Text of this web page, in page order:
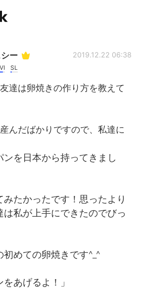
App
Français
ไทย
ー
VI SL
2019.12.22 06:38
達は卵焼きの作り方を教えて
んだばかりですので、私達に
を日本から持ってきまし
たかったです！思ったより
私が上手にできたのでびっ
めての卵焼きです^_^
をあげるよ！」